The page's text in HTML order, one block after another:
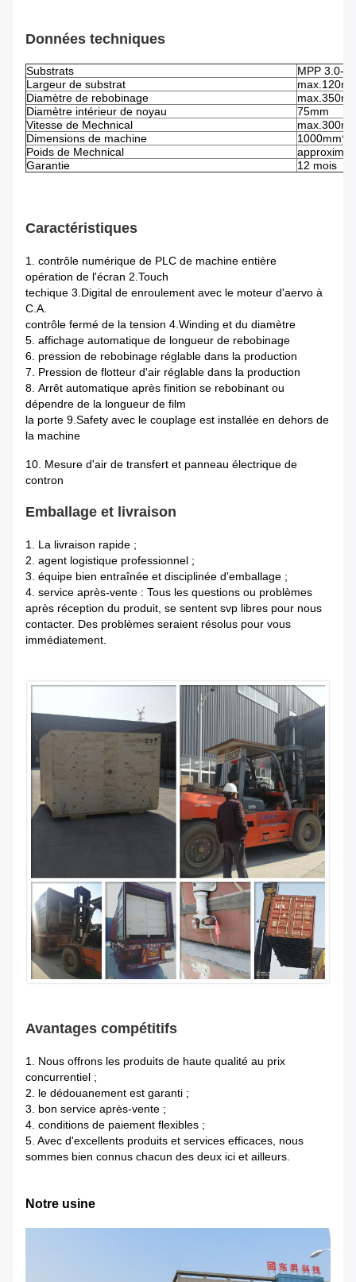
Données techniques
Substrats
MPP 3.0-
Largeur de substrat
Diamètre de rebobinage
Diamètre intérieur de noyau
75mm
Vitesse de Mechnical
Dimensions de machine
Poids de Mechnical
Garantie
12 mois
Caractéristiques
1. contrôle numérique de PLC de machine entière
opération de l'écran 2.Touch
techique 3.Digital de enroulement avec le moteur d'aervo à
C.A.
contrôle fermé de la tension 4.Winding et du diamètre
5. affichage automatique de longueur de rebobinage
6. pression de rebobinage réglable dans la production
7. Pression de flotteur d'air réglable dans la production
8. Arrêt automatique après finition se rebobinant ou
dépendre de la longueur de film
la porte 9.Safety avec le couplage est installée en dehors de
la machine
10. Mesure d'air de transfert et panneau électrique de
contron
Emballage et livraison
1. La livraison rapide ;
2. agent logistique professionnel ;
3. équipe bien entraînée et disciplinée d'emballage ;
4. service après-vente : Tous les questions ou problèmes
après réception du produit, se sentent svp libres pour nous
contacter. Des problèmes seraient résolus pour vous
immédiatement.
Avantages compétitifs
1. Nous offrons les produits de haute qualité au prix
concurrentiel ;
2. le dédouanement est garanti ;
3. bon service après-vente ;
4. conditions de paiement flexibles ;
5. Avec d'excellents produits et services efficaces, nous
sommes bien connus chacun des deux ici et ailleurs.
Notre usine